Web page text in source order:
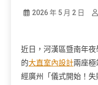
2026 年 5 月 2 日
近日，河漢區暨南年
的大直室內設計兩座
經廣州「儀式開始！